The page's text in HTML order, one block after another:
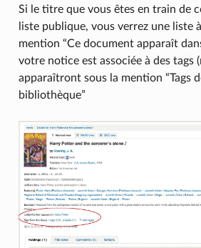
Si le titre que vous êtes en train de
liste publique, vous verrez une liste
mention “Ce document apparaît
votre notice est associée à des tags
apparaîtront sous la mention “Tags
bibliothèque”